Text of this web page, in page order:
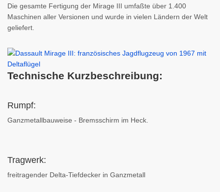
Die gesamte Fertigung der Mirage III umfaßte über 1.400
Maschinen aller Versionen und wurde in vielen Ländern der Welt
geliefert.
Technische Kurzbeschreibung:
Rumpf:
Ganzmetallbauweise - Bremsschirm im Heck.
Tragwerk:
freitragender Delta-Tiefdecker in Ganzmetall